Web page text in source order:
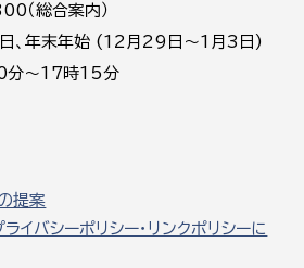
総合案内）
日、年末年始 (12月29日～1月3日)
分～17時15分
提案
イバシーポリシー・リンクポリシーに